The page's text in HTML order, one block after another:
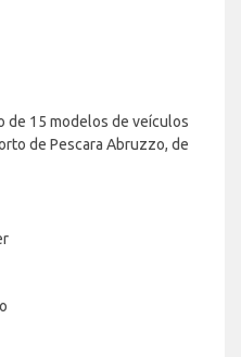
de 15 modelos de veículos
de Pescara Abruzzo, de